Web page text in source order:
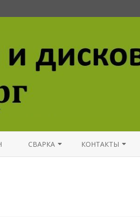
СВАРКА КОНТАКТЫ